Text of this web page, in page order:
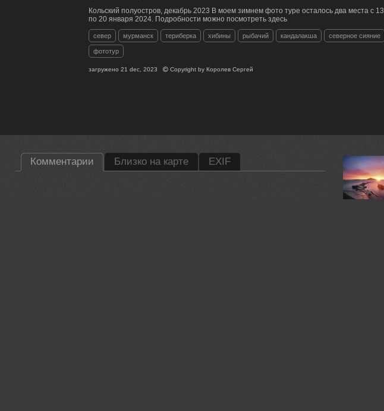
Кольский полуостров, декабрь 2023 В моем зимнем фото туре осталось два места с 13
по 20 января 2024. Подробности можно посмотреть здесь
север мурманск териберка хибины рыбачий кандалакша северное сияние
фототур
загружено21 dec, 2023 Copyright byКоролев Сергей
Комментарии Близко на карте EXIF